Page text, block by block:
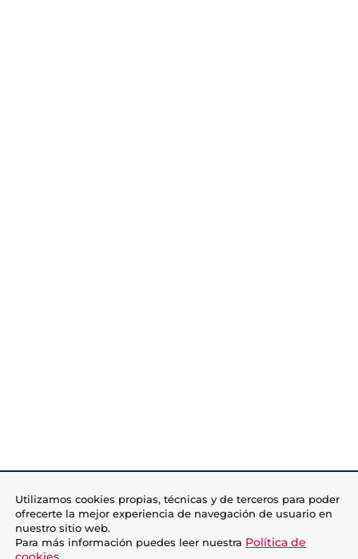
Utilizamos cookies propias, técnicas y de terceros para poder
ofrecerte la mejor experiencia de navegación de usuario en
nuestro sitio web.
Para más información puedes leer nuestra Política de